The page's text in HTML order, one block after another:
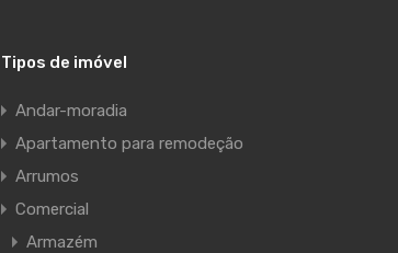
Tipos de imóvel
Andar-moradia
Apartamento para remodeção
Arrumos
Comercial
Armazém